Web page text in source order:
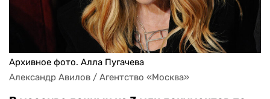
Архивное фото. Алла Пугачева
Александр Авилов / Агентство «Москва»